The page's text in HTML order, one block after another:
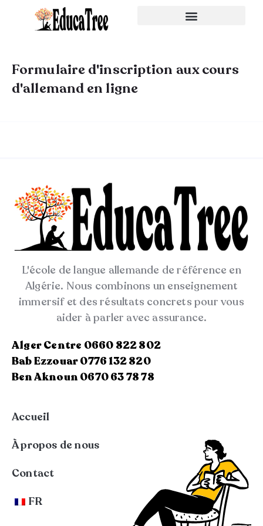
Formulaire d'inscription aux cours
d'allemand en ligne
L'école de langue allemande de référence en
Algérie. Nous combinons un enseignement
immersif et des résultats concrets pour vous
aider à parler avec assurance.
Alger Centre 0660 822 802
Bab Ezzouar 0776 132 820
Ben Aknoun 0670 63 78 78
Accueil
À propos de nous
Contact
FR